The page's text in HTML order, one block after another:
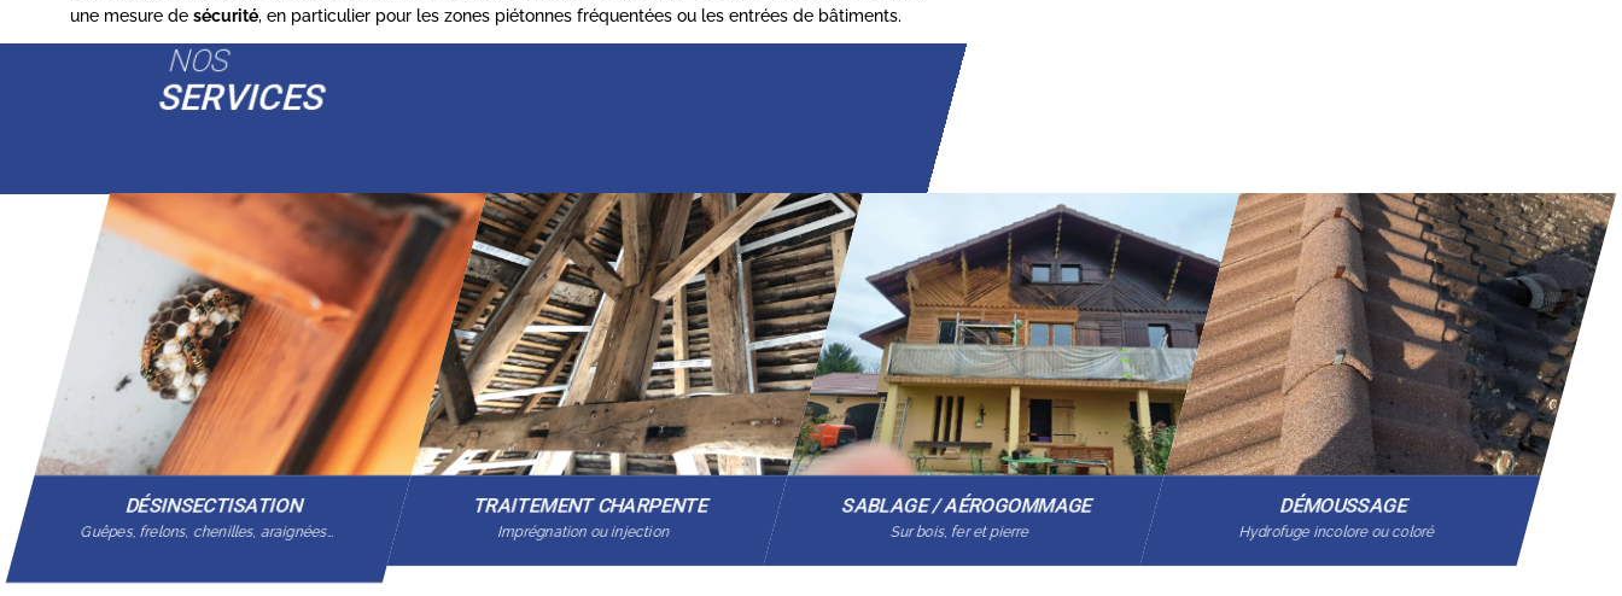
une mesure de sécurité, en particulier pour les zones piétonnes fréquentées ou les entrées de bâtiments.
NOS
SERVICES
DÉSINSECTISATION
Guêpes, frelons, chenilles, araignées…
TRAITEMENT CHARPENTE
Imprégnation ou injection
SABLAGE / AÉROGOMMAGE
Sur bois, fer et pierre
DÉMOUSSAGE
Hydrofuge incolore ou coloré